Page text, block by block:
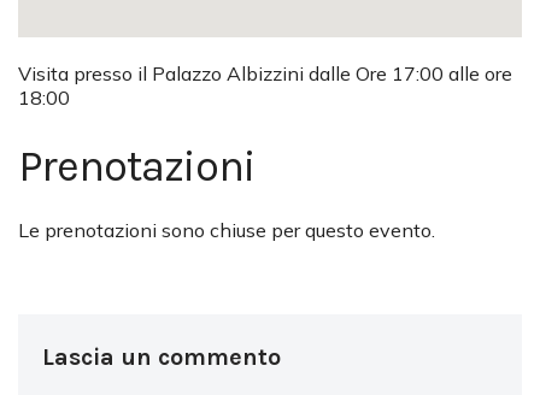
Visita presso il Palazzo Albizzini dalle Ore 17:00 alle ore
18:00
Prenotazioni
Le prenotazioni sono chiuse per questo evento.
Lascia un commento